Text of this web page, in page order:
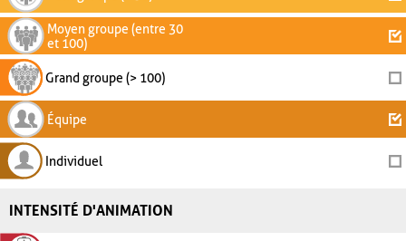
Moyen groupe (entre 30
et 100)
Grand groupe (> 100)
Équipe
Individuel
INTENSITÉ D'ANIMATION